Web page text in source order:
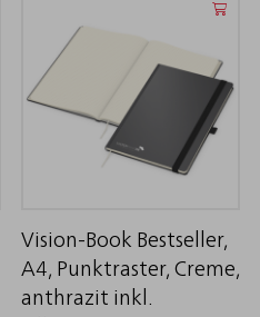
Vision-Book Bestseller,
A4, Punktraster, Creme,
anthrazit inkl.